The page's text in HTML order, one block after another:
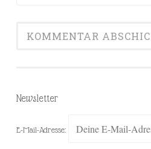
Newsletter
E-Mail-Adresse: